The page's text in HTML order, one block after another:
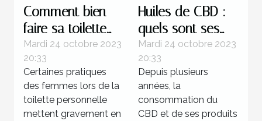
Comment bien
faire sa toilette
intime ?
Mardi 24 octobre 2023
20:33
Certaines pratiques
des femmes lors de la
toilette personnelle
mettent gravement en
Huiles de CBD :
quels sont ses
bienfaits sur
l’organisme ?
Mardi 24 octobre 2023
20:33
Depuis plusieurs
années, la
consommation du
CBD et de ses produits